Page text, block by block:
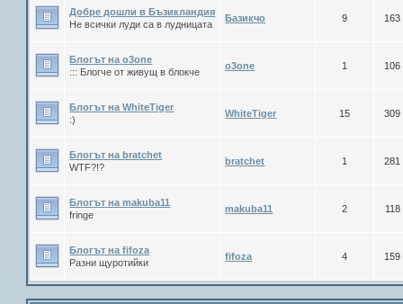
Добре дошли в Бъзикландия
Не всички луди са в лудницата
Базикчо 9 163
Блогът на о3оne
::: Блогче от живущ в блокче
o3one 1 106
Блогът на WhiteTiger
:)
WhiteTiger 15 309
Блогът на bratchet
WTF?!?
bratchet 1 281
Блогът на makuba11
fringe
makuba11 2 118
Блогът на fifoza
Разни щуротийки
fifoza 4 159